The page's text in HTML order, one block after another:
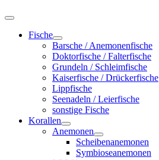
Fische
Barsche / Anemonenfische
Doktorfische / Falterfische
Grundeln / Schleimfische
Kaiserfische / Drückerfische
Lippfische
Seenadeln / Leierfische
sonstige Fische
Korallen
Anemonen
Scheibenanemonen
Symbioseanemonen